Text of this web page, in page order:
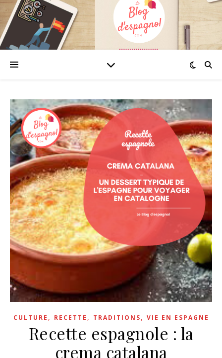
CULTURE , RECETTE , TRADITIONS, VIE EN ESPAGNE
Recette espagnole : la
crema catalana